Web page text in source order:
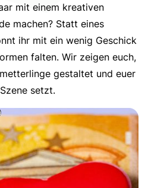
mit einem kreativen
mit einem kreativen
machen? Statt eines
ihr mit ein wenig Geschick
falten. Wir zeigen euch,
gestaltet und euer
setzt.